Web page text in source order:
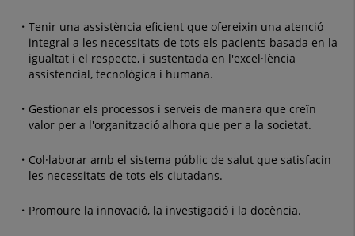
Tenir una assistència eficient que ofereixin una atenció
integral a les necessitats de tots els pacients basada en la
igualtat i el respecte, i sustentada en l'excel·lència
assistencial, tecnològica i humana.
Gestionar els processos i serveis de manera que creïn
valor per a l'organització alhora que per a la societat.
Col·laborar amb el sistema públic de salut que satisfacin
les necessitats de tots els ciutadans.
Promoure la innovació, la investigació i la docència.